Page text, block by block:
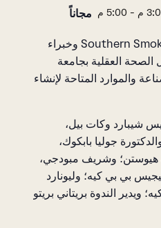
- 5:00 م مجاناً
انضم إلى Southern Smoke Foundation وخبراء
العقلية بجامعة
والموارد المتاحة لإنشاء
شيبارد وكات بيل،
جوليا بابكوك،
هيوستن؛ وشريف مبودجي،
بي بي كيه؛ وليونارد
ويدير الندوة بريتاني بريتو